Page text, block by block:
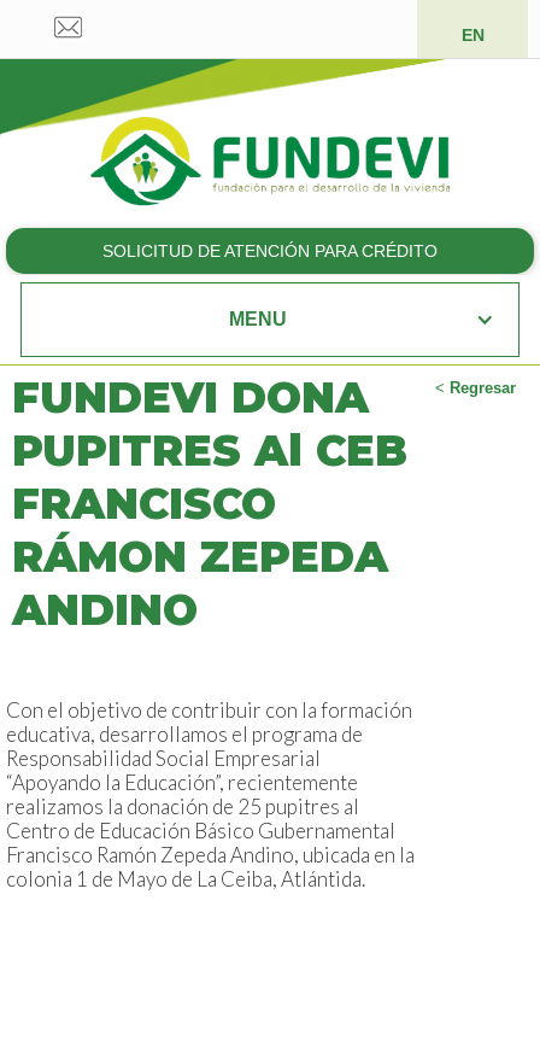
EN
SOLICITUD DE ATENCIÓN PARA CRÉDITO
MENU
< Regresar
FUNDEVI DONA
PUPITRES Al CEB
FRANCISCO
RÁMON ZEPEDA
ANDINO
Con el objetivo de contribuir con la formación
educativa, desarrollamos el programa de
Responsabilidad Social Empresarial
“Apoyando la Educación”, recientemente
realizamos la donación de 25 pupitres al
Centro de Educación Básico Gubernamental
Francisco Ramón Zepeda Andino, ubicada en la
colonia 1 de Mayo de La Ceiba, Atlántida.